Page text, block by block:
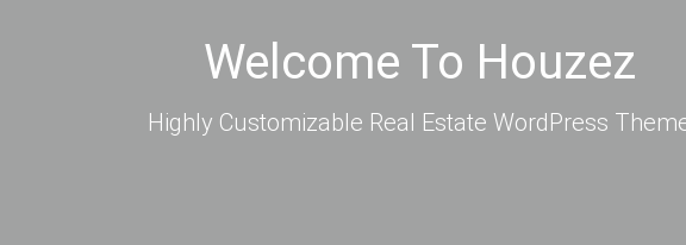
Welcome To Houzez
Highly Customizable Real Estate WordPress